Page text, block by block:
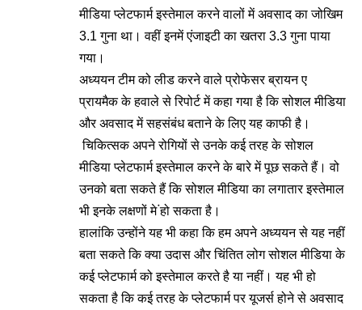
मीडिया प्लेटफार्म इस्तेमाल करने वालों में अवसाद का जोखिम
3.1 गुना था। वहीं इनमें एंजाइटी का खतरा 3.3 गुना पाया
गया।
अध्ययन टीम को लीड करने वाले प्रोफेसर ब्रायन ए
प्रायमैक के हवाले से रिपोर्ट में कहा गया है कि सोशल मीडिया
और अवसाद में सहसंबंध बताने के लिए यह काफी है।
चिकित्सक अपने रोगियों से उनके कई तरह के सोशल
मीडिया प्लेटफार्म इस्तेमाल करने के बारे में पूछ सकते हैं। वो
उनको बता सकते हैं कि सोशल मीडिया का लगातार इस्तेमाल
भी इनके लक्षणों मे ंहो सकता है।
हालांकि उन्होंने यह भी कहा कि हम अपने अध्ययन से यह नहीं
बता सकते कि क्या उदास और चिंतित लोग सोशल मीडिया के
कई प्लेटफार्म को इस्तेमाल करते है या नहीं। यह भी हो
सकता है कि कई तरह के प्लेटफार्म पर यूजर्स होने से अवसाद